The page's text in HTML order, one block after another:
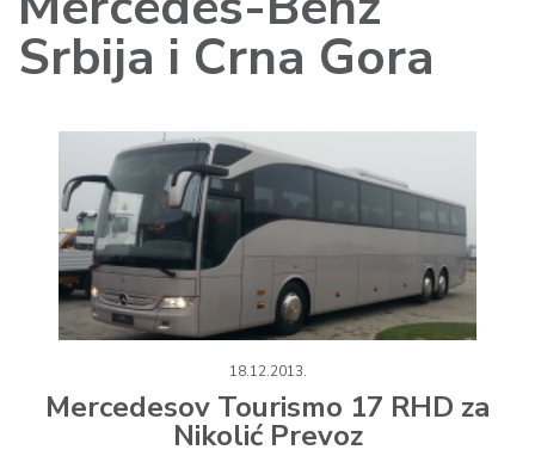
Srbija i Crna Gora
18.12.2013.
Mercedesov Tourismo 17 RHD za
Nikolić Prevoz